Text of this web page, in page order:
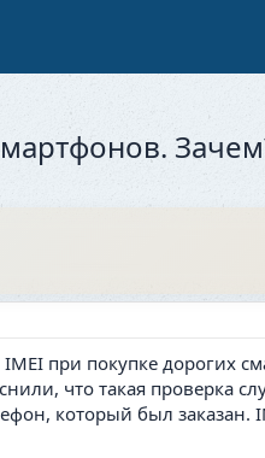
при покупке дорогих
что такая проверка
который был